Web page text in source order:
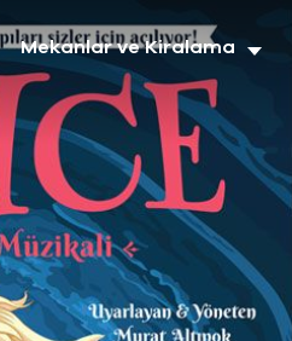
Mekanlar ve Kiralama